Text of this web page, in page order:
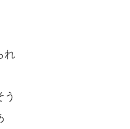
れ
う